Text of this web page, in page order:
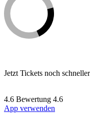
Jetzt Tickets noch
4.6 Bewertung 4.6
App verwenden